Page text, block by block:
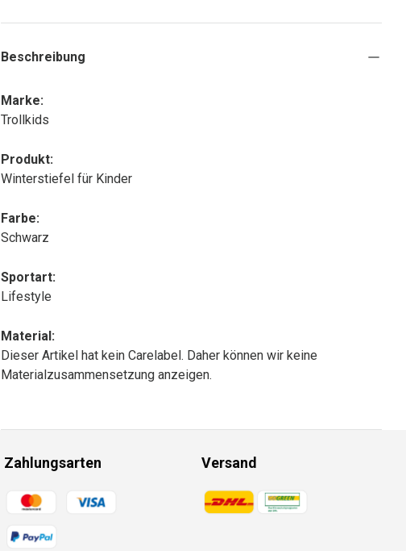
Beschreibung
Marke:
Trollkids
Produkt:
Winterstiefel für Kinder
Farbe:
Schwarz
Sportart:
Lifestyle
Material:
Dieser Artikel hat kein Carelabel. Daher können wir keine
Materialzusammensetzung anzeigen.
Zahlungsarten
Zahlungsmethoden
Versand
Zahlungsmethoden